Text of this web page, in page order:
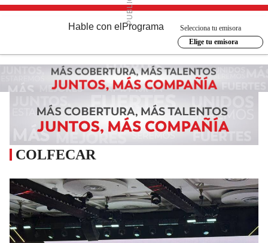
Hable con el Programa
Selecciona tu emisora
Elige tu emisora
COLFECAR